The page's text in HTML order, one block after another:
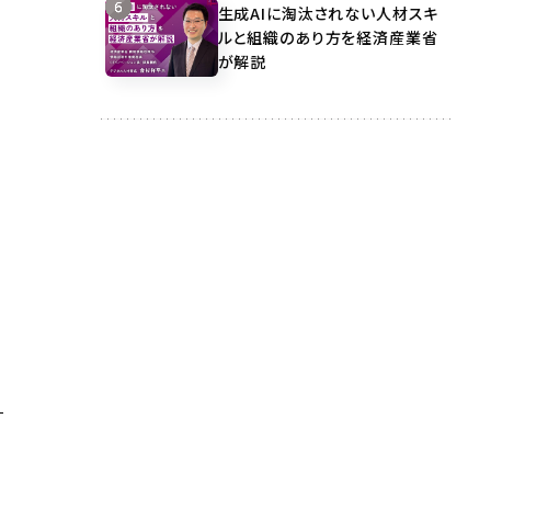
生成AIに淘汰されない人材スキ
ルと組織のあり方を経済産業省
が解説